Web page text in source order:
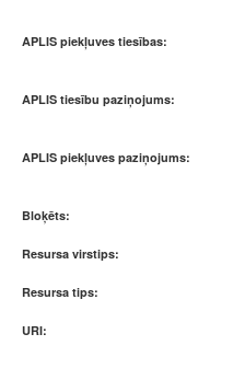
APLIS piekļuves tiesības:
APLIS tiesību paziņojums:
APLIS piekļuves paziņojums:
Bloķēts:
Resursa virstips:
Resursa tips:
URI: